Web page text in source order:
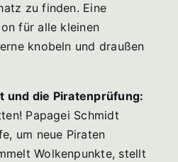
zu finden. Eine
für alle kleinen
knobeln und draußen
und die Piratenprüfung:
Papagei Schmidt
um neue Piraten
Wolkenpunkte, stellt